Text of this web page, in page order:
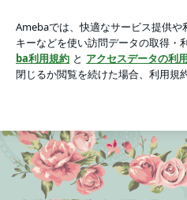
せ人生になる♡≫素肌美☆ヒー
アプリをダウンロードして ブログ
ょう。